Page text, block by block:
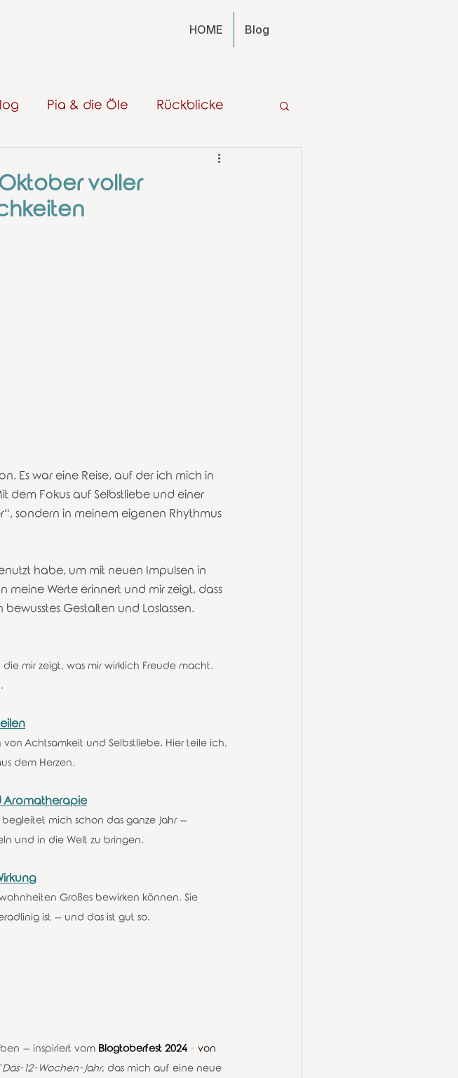
HOME Blog
Pia & die Öle Rückblicke
voller
Es war eine Reise, auf der ich mich in
dem Fokus auf Selbstliebe und einer
sondern in meinem eigenen Rhythmus
habe, um mit neuen Impulsen in
meine Werte erinnert und mir zeigt, dass
Gestalten und Loslassen.
mir zeigt, was mir wirklich Freude macht.
Achtsamkeit und Selbstliebe. Hier teile ich,
dem Herzen.
Aromatherapie
mich schon das ganze Jahr –
und in die Welt zu bringen.
Großes bewirken können. Sie
ist – und das ist gut so.
– inspiriert vom Blogtoberfest 2024 - von
Das-12-Wochen-Jahr, das mich auf eine neue